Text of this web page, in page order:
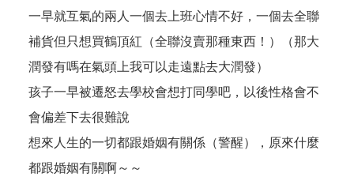
一早就互氣的兩人一個去上班心情不好，一個去全聯
補貨但只想買鶴頂紅（全聯沒賣那種東西！）（那大
潤發有嗎在氣頭上我可以走遠點去大潤發）
孩子一早被遷怒去學校會想打同學吧，以後性格會不
會偏差下去很難說
想來人生的一切都跟婚姻有關係（警醒），原來什麼
都跟婚姻有關啊～～